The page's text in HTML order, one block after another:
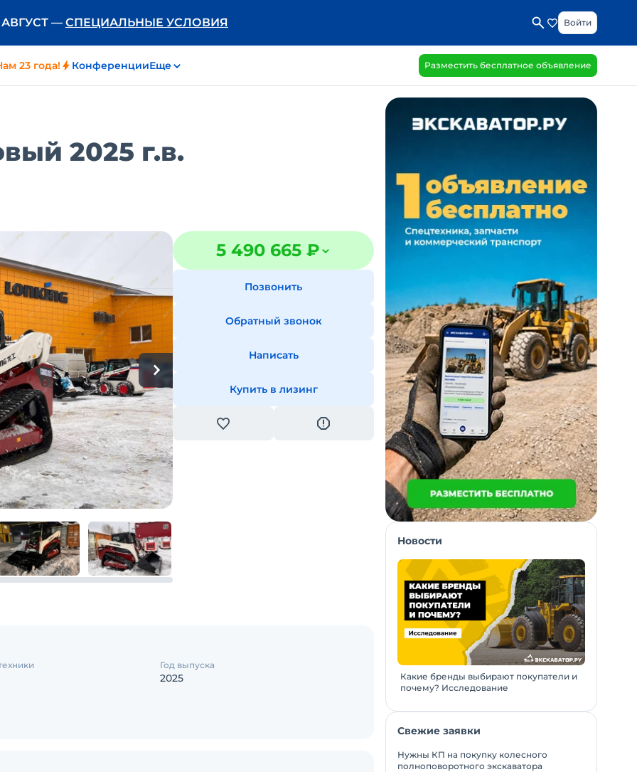
АВГУСТ — СПЕЦИАЛЬНЫЕ УСЛОВИЯ Войти
23 года! КонференцииЕще Разместить бесплатное объявление
2025 г.в.
5 490 665 ₽
Позвонить
Обратный звонок
Написать
Купить в лизинг
Год выпуска
2025
Новости
Какие бренды выбирают покупатели и
почему? Исследование
Свежие заявки
Нужны КП на покупку колесного
полноповоротного экскаватора